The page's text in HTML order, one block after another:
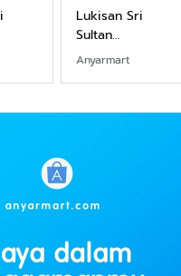
Lukisan Sri
Sultan
Hamengkubowono
Winarso
Anyarmart